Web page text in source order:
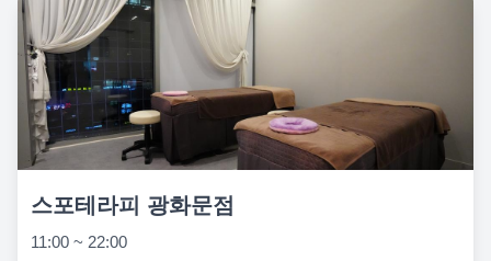
스포테라피 광화문점
11:00 ~ 22:00